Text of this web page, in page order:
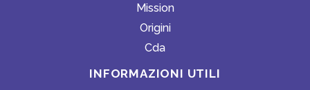
Mission
Origini
Cda
INFORMAZIONI UTILI